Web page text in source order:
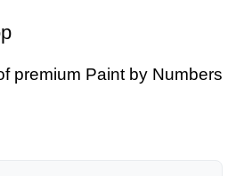
premium Paint by Numbers